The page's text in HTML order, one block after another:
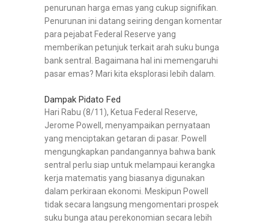
penurunan harga emas yang cukup signifikan.
Penurunan ini datang seiring dengan komentar
para pejabat Federal Reserve yang
memberikan petunjuk terkait arah suku bunga
bank sentral. Bagaimana hal ini memengaruhi
pasar emas? Mari kita eksplorasi lebih dalam.
Dampak Pidato Fed
Hari Rabu (8/11), Ketua Federal Reserve,
Jerome Powell, menyampaikan pernyataan
yang menciptakan getaran di pasar. Powell
mengungkapkan pandangannya bahwa bank
sentral perlu siap untuk melampaui kerangka
kerja matematis yang biasanya digunakan
dalam perkiraan ekonomi. Meskipun Powell
tidak secara langsung mengomentari prospek
suku bunga atau perekonomian secara lebih